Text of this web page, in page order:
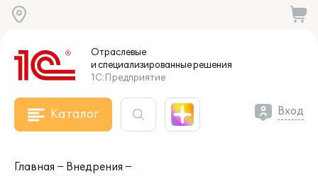
Отраслевые
и специализированныерешения
1С:Предприятие
Каталог Вход
Главная
Внедрения